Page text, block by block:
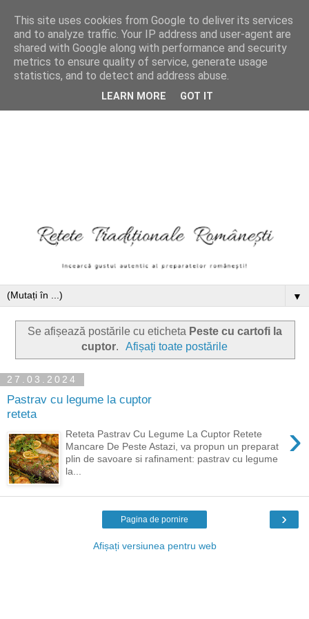
▼
Se afișează postările cu eticheta Peste cu cartofi la
cuptor. Afișați toate postările
27.03.2024
Pastrav cu legume la cuptor
reteta
›
Reteta Pastrav Cu Legume La Cuptor Retete
Mancare De Peste Astazi, va propun un preparat
plin de savoare si rafinament: pastrav cu legume
la...
›
Pagina de pornire
Afișați versiunea pentru web
This site uses cookies from Google to deliver its services
and to analyze traffic. Your IP address and user-agent are
shared with Google along with performance and security
metrics to ensure quality of service, generate usage
statistics, and to detect and address abuse.
LEARN MORE GOT IT